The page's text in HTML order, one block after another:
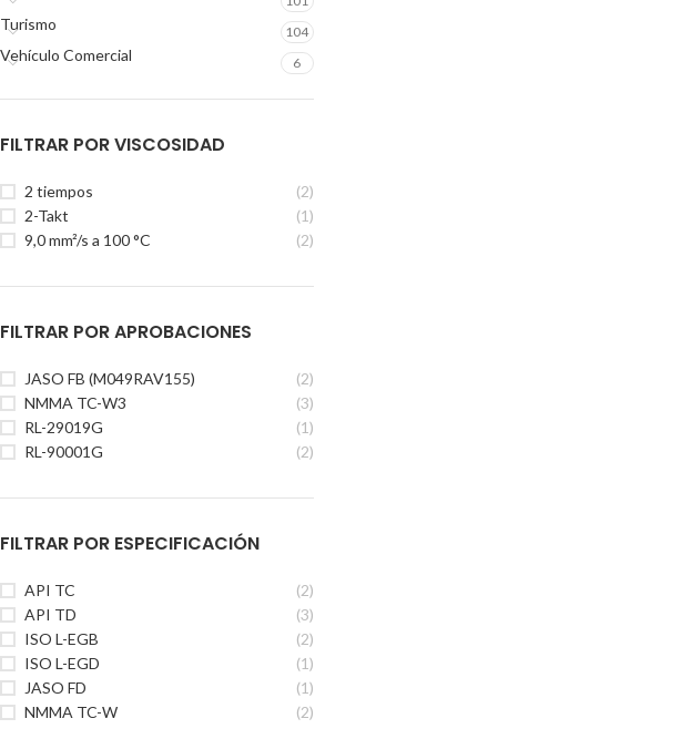
Turismo 104
Vehículo Comercial 6
FILTRAR POR VISCOSIDAD
2 tiempos
(2)
2-Takt
(1)
9,0 mm²/s a 100 °C
(2)
FILTRAR POR APROBACIONES
JASO FB (M049RAV155)
(2)
NMMA TC-W3
(3)
RL-29019G
(1)
RL-90001G
(2)
FILTRAR POR ESPECIFICACIÓN
API TC
(2)
API TD
(3)
ISO L-EGB
(2)
ISO L-EGD
(1)
JASO FD
(1)
NMMA TC-W
(2)